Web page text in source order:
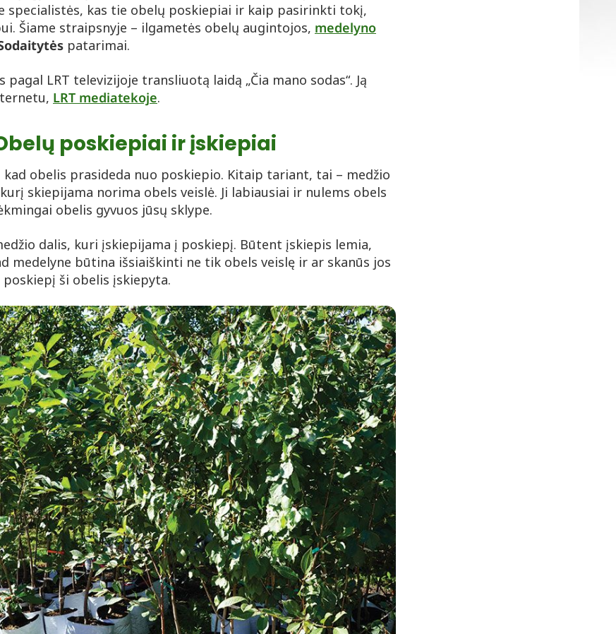
specialistės, kas tie obelų poskiepiai ir kaip pasirinkti tokį,
Šiame straipsnyje – ilgametės obelų augintojos, medelyno
patarimai.
LRT televizijoje transliuotą laidą „Čia mano sodas“. Ją
LRT mediatekoje.
poskiepiai ir įskiepiai
kad obelis prasideda nuo poskiepio. Kitaip tariant, tai – medžio
skiepijama norima obels veislė. Ji labiausiai ir nulems obels
obelis gyvuos jūsų sklype.
dalis, kuri įskiepijama į poskiepį. Būtent įskiepis lemia,
medelyne būtina išsiaiškinti ne tik obels veislę ir ar skanūs jos
ši obelis įskiepyta.